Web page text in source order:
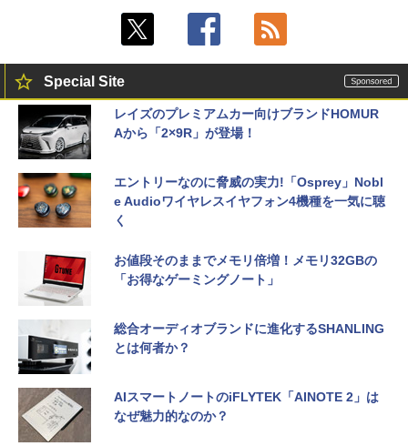
Special Site
レイズのプレミアムカー向けブランドHOMUR
Aから「2×9R」が登場！
エントリーなのに脅威の実力!「Osprey」Nobl
e Audioワイヤレスイヤフォン4機種を一気に聴
く
お値段そのままでメモリ倍増！メモリ32GBの
「お得なゲーミングノート」
総合オーディオブランドに進化するSHANLING
とは何者か？
AIスマートノートのiFLYTEK「AINOTE 2」は
なぜ魅力的なのか？